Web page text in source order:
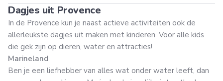
Dagjes uit Provence
In de Provence kun je naast actieve activiteiten ook de
allerleukste dagjes uit maken met kinderen. Voor alle kids
die gek zijn op dieren, water en attracties!
Marineland
Ben je een liefhebber van alles wat onder water leeft, dan